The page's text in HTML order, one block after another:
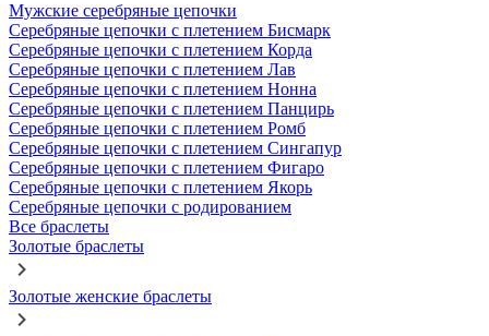
Мужские серебряные цепочки
Серебряные цепочки с плетением Бисмарк
Серебряные цепочки с плетением Корда
Серебряные цепочки с плетением Лав
Серебряные цепочки с плетением Нонна
Серебряные цепочки с плетением Панцирь
Серебряные цепочки с плетением Ромб
Серебряные цепочки с плетением Сингапур
Серебряные цепочки с плетением Фигаро
Серебряные цепочки с плетением Якорь
Серебряные цепочки с родированием
Все браслеты
Золотые браслеты
Золотые женские браслеты